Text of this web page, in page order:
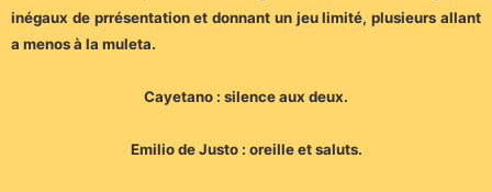
inégaux de prrésentation et donnant un jeu limité, plusieurs allant
a menos à la muleta.
Cayetano : silence aux deux.
Emilio de Justo : oreille et saluts.